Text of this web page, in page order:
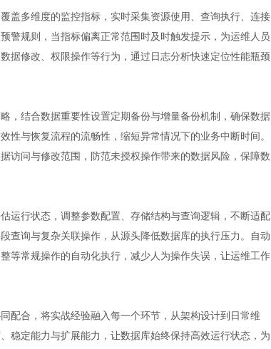
盖多维度的监控指标，实时采集资源使用、查询执行、连接
警规则，当指标偏离正常范围时及时触发提示，为运维人员
据修改、权限操作等行为，通过日志分析快速定位性能瓶颈
，结合数据重要性设置定期备份与增量备份机制，确保数据
与恢复流程的流畅性，缩短异常情况下的业务中断时间。
访问与修改范围，防范未授权操作带来的数据风险，保障数
运行状态，调整参数配置、存储结构与查询逻辑，不断适配
查询与复杂关联操作，从源头降低数据库的执行压力。自动
等常规操作的自动化执行，减少人为操作失误，让运维工作
配合，将实战经验融入每一个环节，从架构设计到日常维
稳定能力与扩展能力，让数据库始终保持高效运行状态，为